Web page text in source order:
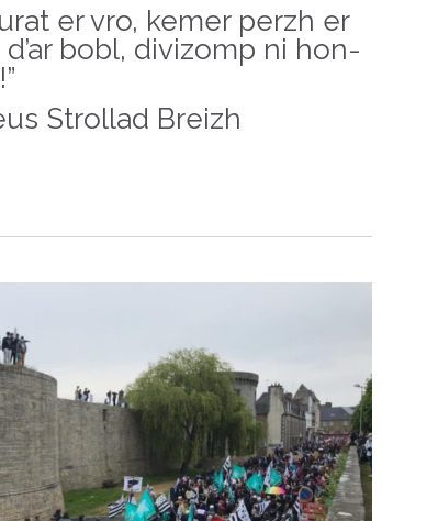
er vro, kemer perzh er
bobl, divizomp ni hon-
Strollad Breizh